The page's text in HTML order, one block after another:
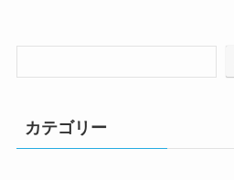
カテゴリー